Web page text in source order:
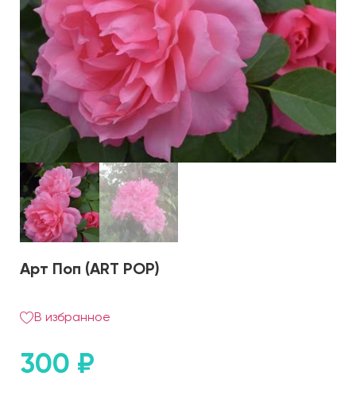
Арт Поп (ART POP)
В избранное
300 ₽